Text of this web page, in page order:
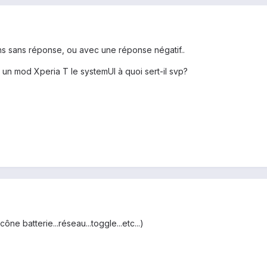
sans réponse, ou avec une réponse négatif..
mod Xperia T le systemUI à quoi sert-il svp?
batterie...réseau...toggle...etc...)